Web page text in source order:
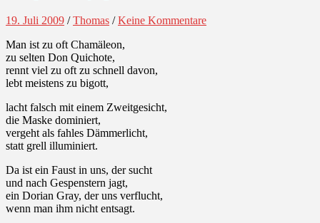
19. Juli 2009 /Thomas /Keine Kommentare
Man ist zu oft Chamäleon,
zu selten Don Quichote,
rennt viel zu oft zu schnell davon,
lebt meistens zu bigott,
lacht falsch mit einem Zweitgesicht,
die Maske dominiert,
vergeht als fahles Dämmerlicht,
statt grell illuminiert.
Da ist ein Faust in uns, der sucht
und nach Gespenstern jagt,
ein Dorian Gray, der uns verflucht,
wenn man ihm nicht entsagt.